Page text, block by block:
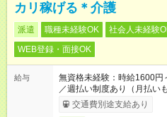
カリ稼げる＊介護
派遣 職種未経験OK 社会人未経験
WEB登録・面接OK
給与
無資格未経験：時給1600
／週払い制度あり（月払い
了次第のお支払いとなります
交通費別途支給あり